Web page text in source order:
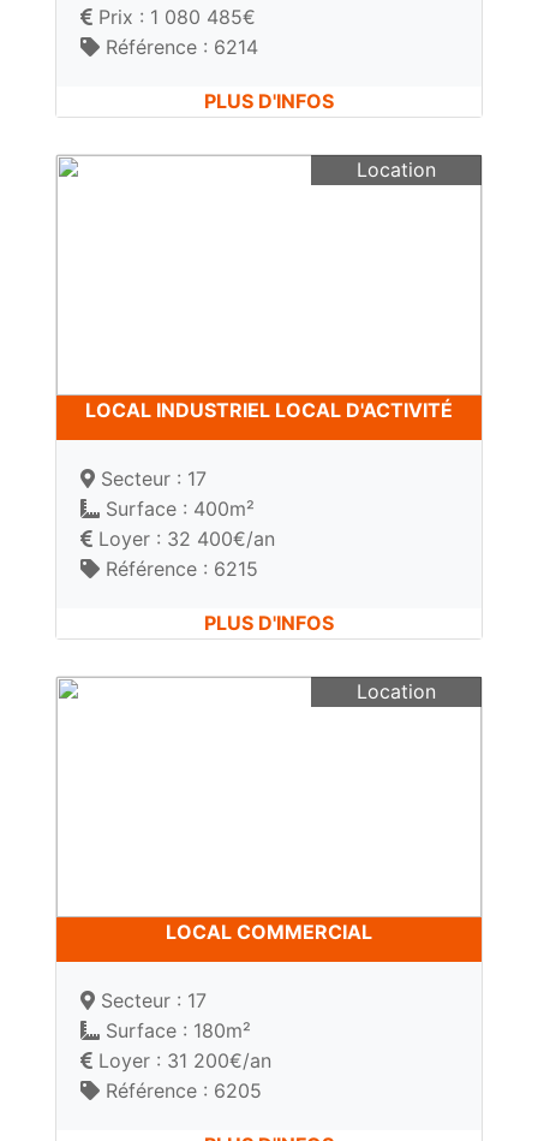
Prix : 1 080 485€
Référence : 6214
PLUS D'INFOS
Location
LOCAL INDUSTRIEL LOCAL D'ACTIVITÉ
Secteur : 17
Surface : 400m²
Loyer : 32 400€/an
Référence : 6215
PLUS D'INFOS
Location
LOCAL COMMERCIAL
Secteur : 17
Surface : 180m²
Loyer : 31 200€/an
Référence : 6205